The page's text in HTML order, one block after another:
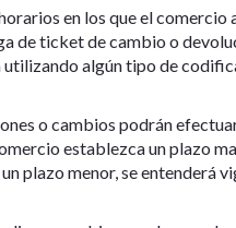
en los que el comercio
de ticket de cambio o
algún tipo de
o cambios podrán
establezca un plazo
plazo menor, se entenderá